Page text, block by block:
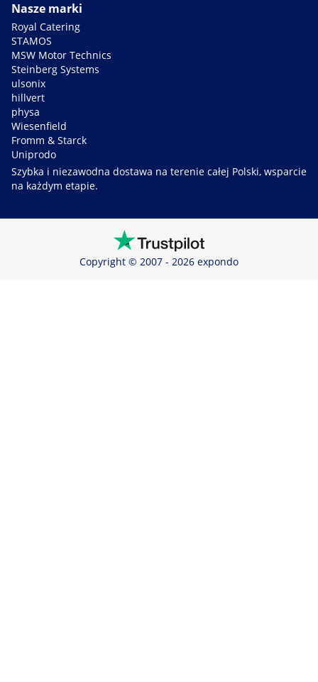
Nasze marki
Royal Catering
STAMOS
MSW Motor Technics
Steinberg Systems
ulsonix
hillvert
physa
Wiesenfield
Fromm & Starck
Uniprodo
Szybka i niezawodna dostawa na terenie całej Polski, wsparcie
na każdym etapie.
Copyright © 2007 - 2026 expondo